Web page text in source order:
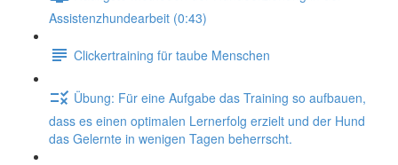
Assistenzhundearbeit (0:43)
Clickertraining für taube Menschen
Übung: Für eine Aufgabe das Training so aufbauen,
dass es einen optimalen Lernerfolg erzielt und der Hund
das Gelernte in wenigen Tagen beherrscht.